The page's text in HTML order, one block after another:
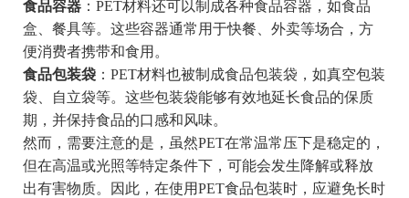
食品容器：PET材料还可以制成各种食品容器，如食品
盒、餐具等。这些容器通常用于快餐、外卖等场合，方
便消费者携带和食用。
食品包装袋：PET材料也被制成食品包装袋，如真空包装
袋、自立袋等。这些包装袋能够有效地延长食品的保质
期，并保持食品的口感和风味。
然而，需要注意的是，虽然PET在常温常压下是稳定的，
但在高温或光照等特定条件下，可能会发生降解或释放
出有害物质。因此，在使用PET食品包装时，应避免长时